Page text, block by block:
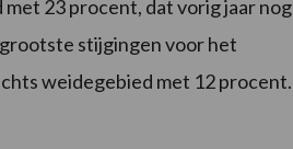
23 procent, dat vorig jaar nog
stijgingen voor het
weidegebied met 12 procent.